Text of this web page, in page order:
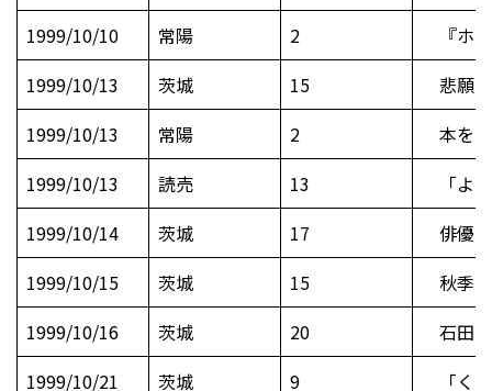
1999/10/10
常陽 2
『ホ
1999/10/13
茨城 15
悲願
1999/10/13
常陽 2
本を
1999/10/13
読売 13
「よ
1999/10/14
茨城 17
俳優
1999/10/15
茨城 15
秋季
1999/10/16
茨城 20
石田
1999/10/21
茨城 9
「く